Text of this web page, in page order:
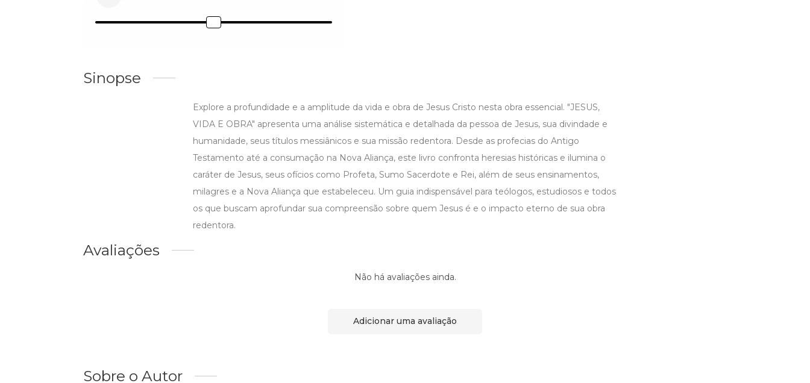
Sinopse
Explore a profundidade e a amplitude da vida e obra de Jesus Cristo nesta obra essencial. "JESUS,
VIDA E OBRA" apresenta uma análise sistemática e detalhada da pessoa de Jesus, sua divindade e
humanidade, seus títulos messiânicos e sua missão redentora. Desde as profecias do Antigo
Testamento até a consumação na Nova Aliança, este livro confronta heresias históricas e ilumina o
caráter de Jesus, seus ofícios como Profeta, Sumo Sacerdote e Rei, além de seus ensinamentos,
milagres e a Nova Aliança que estabeleceu. Um guia indispensável para teólogos, estudiosos e todos
os que buscam aprofundar sua compreensão sobre quem Jesus é e o impacto eterno de sua obra
redentora.
Avaliações
Não há avaliações ainda.
Adicionar uma avaliação
Sobre o Autor